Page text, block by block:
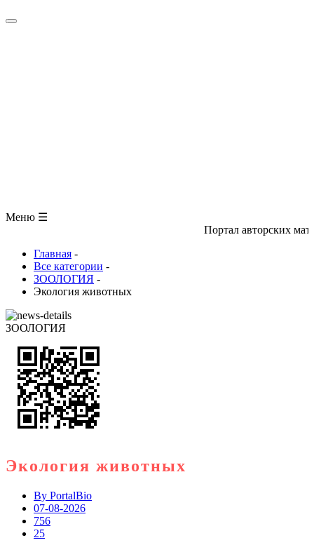
Меню ☰
Портал авторских материалов
Главная -
Все категории -
ЗООЛОГИЯ -
Экология животных
ЗООЛОГИЯ
Экология животных
By PortalBio
07-08-2026
756
25